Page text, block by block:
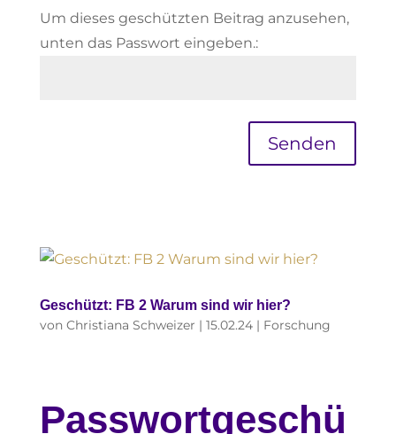
Um dieses geschützten Beitrag anzusehen,
unten das Passwort eingeben.:
Senden
Geschützt: FB 2 Warum sind wir hier?
von Christiana Schweizer | 15.02.24| Forschung
Passwortgeschü